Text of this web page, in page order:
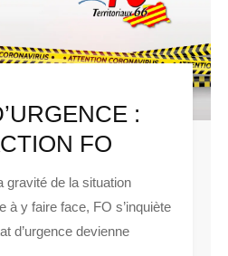
:
FO
gravité de la situation
à y faire face, FO s’inquiète
d’urgence devienne